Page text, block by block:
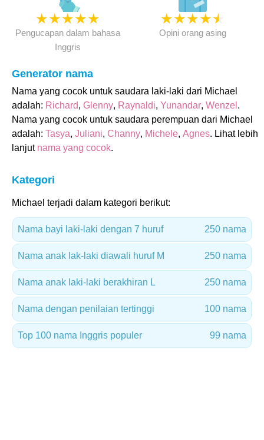
★★★★★
Pengucapan dalam bahasa
Inggris
★★★★★
Opini orang asing
Generator nama
Nama yang cocok untuk saudara laki-laki dari Michael
adalah: Richard, Glenny, Raynaldi, Yunandar, Wenzel .
Nama yang cocok untuk saudara perempuan dari Michael
adalah: Tasya, Juliani, Channy, Michele, Agnes. Lihat lebih
lanjut nama yang cocok.
Kategori
Michael terjadi dalam kategori berikut:
Nama bayi laki-laki dengan 7 huruf 250 nama
Nama anak lak-laki diawali huruf M 250 nama
Nama anak laki-laki berakhiran L 250 nama
Nama dengan penilaian tertinggi 100 nama
Top 100 nama Inggris populer 99 nama